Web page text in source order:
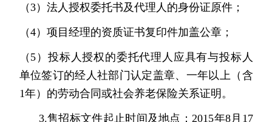
（3）法人授权委托书及代理人的身份证原件；
（4）项目经理的资质证书复印件加盖公章；
（ 5 ）投标人授权的委托代理人应具有与投标人
单位签订的经人社部门认定盖章、一年以上（含
1年）的劳动合同或社会养老保险关系证明。
3.售招标文件起止时间及地点： 2015年8月 17